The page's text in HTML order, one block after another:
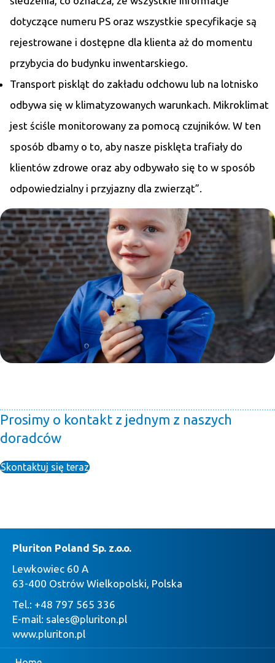
dotyczące numeru PS oraz wszystkie specyfikacje są
rejestrowane i dostępne dla klienta aż do momentu
przybycia do budynku inwentarskiego.
Transport piskląt do zakładu odchowu lub na lotnisko
odbywa się w klimatyzowanych warunkach. Mikroklimat
jest ściśle monitorowany za pomocą czujników. W ten
sposób dbamy o to, aby nasze pisklęta trafiały do
klientów zdrowe oraz aby odbywało się to w sposób
odpowiedzialny i przyjazny dla zwierząt”.
Prosimy o kontakt z jednym z naszych
doradców
Skontaktuj się teraz
Pluriton Poland Sp. z.o.o.
Lewkowiec 60 A
63-400 Ostrów Wielkopolski, Polska
Tel.: +48 797 565 336
E-mail: sales@pluriton.pl
www.pluriton.pl